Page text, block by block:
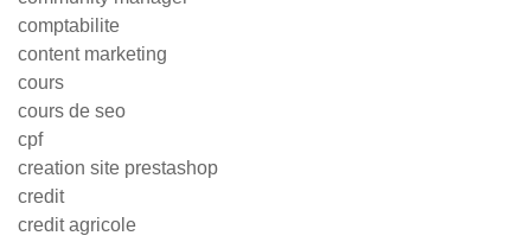
comptabilite
content marketing
cours
cours de seo
cpf
creation site prestashop
credit
credit agricole